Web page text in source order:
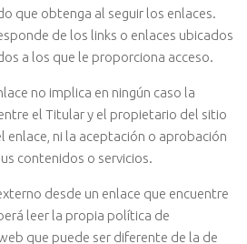
que obtenga al seguir los enlaces.
de los links o enlaces ubicados
a los que le proporciona acceso.
no implica en ningún caso la
el Titular y el propietario del sitio
enlace, ni la aceptación o aprobación
contenidos o servicios.
desde un enlace que encuentre
leer la propia política de
que puede ser diferente de la de